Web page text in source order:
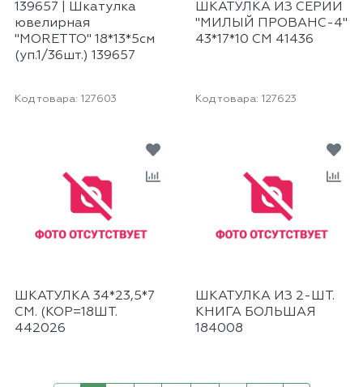
139657 | Шкатулка
ювелирная
"MORETTO" 18*13*5см
(уп.1/36шт.) 139657
ШКАТУЛКА ИЗ СЕРИИ
"МИЛЫЙ ПРОВАНС-4"
43*17*10 СМ 41436
Код товара: 127603
ШКАТУЛКА 34*23,5*7
СМ. (КОР=18ШТ.
442026
Код товара: 127623
ШКАТУЛКА ИЗ 2-ШТ.
КНИГА БОЛЬШАЯ
184008